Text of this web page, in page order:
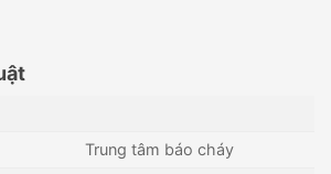
Trung tâm báo cháy